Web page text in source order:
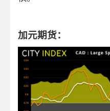
加元期货：